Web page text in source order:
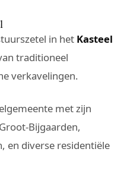
in het Kasteel
traditioneel
verkavelingen.
met zijn
Bijgaarden,
en diverse residentiële